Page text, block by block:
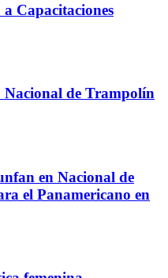
Capacitaciones
Nacional de Trampolín
en Nacional de
el Panamericano en